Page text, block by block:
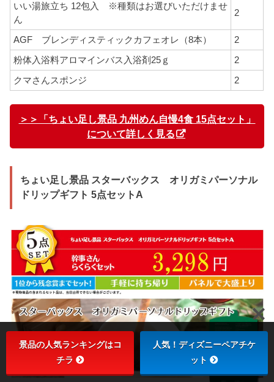
いい湯旅立ち 12包入 ※種類はお選びいただけませ
ん
2
AGF ブレンディスティックカフェオレ（8本） 2
粉体入浴料アロマインバス入浴剤25ｇ 2
クマさんスポンジ 2
＞＞「ちょい足し景品 九州めん自慢4食 15点セット」
について詳しく見る
ちょい足し景品 スターバックス オリガミパーソナル
ドリップギフト 5点セットA
景品の人気ランキングはコ
チラ
人気！ディズニーペアチケ
ット